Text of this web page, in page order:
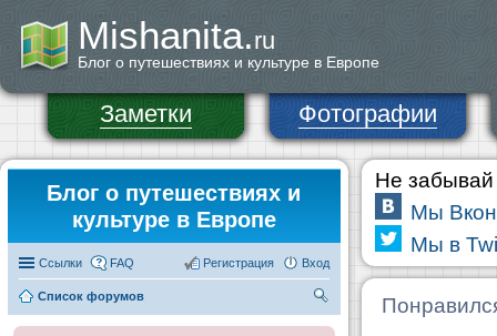
Mishanita.ru
Блог о путешествиях и культуре в Европе
Заметки Фотографии
Блог о путешествиях и
культуре в Европе
Ссылки FAQ Вход
Регистрация
Список форумов
Не забывай
Мы
Мы в